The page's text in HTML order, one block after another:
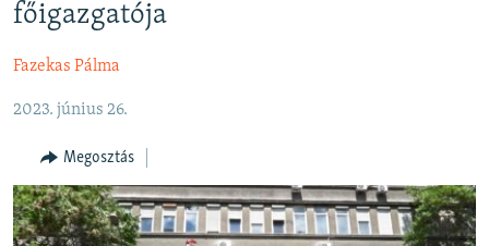
tartalomjegyzékre
ELEMZŐ
NER15
SZABADON
TÁRSADALOM
DEMOKRÁCIA
főigazgatója
Fazekas Pálma
2023. június 26.
Megosztás